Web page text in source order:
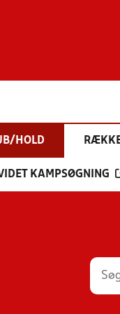
HOLD
KAMPSØGNING